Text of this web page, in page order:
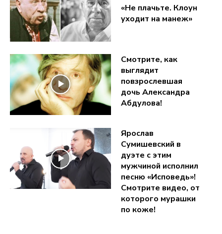
«Не плачьте. Клоун
уходит на манеж»
Смотрите, как
выглядит
повзрослевшая
дочь Александра
Абдулова!
Ярослав
Сумишевский в
дуэте с этим
мужчиной исполнил
песню «Исповедь»!
Смотрите видео, от
которого мурашки
по коже!